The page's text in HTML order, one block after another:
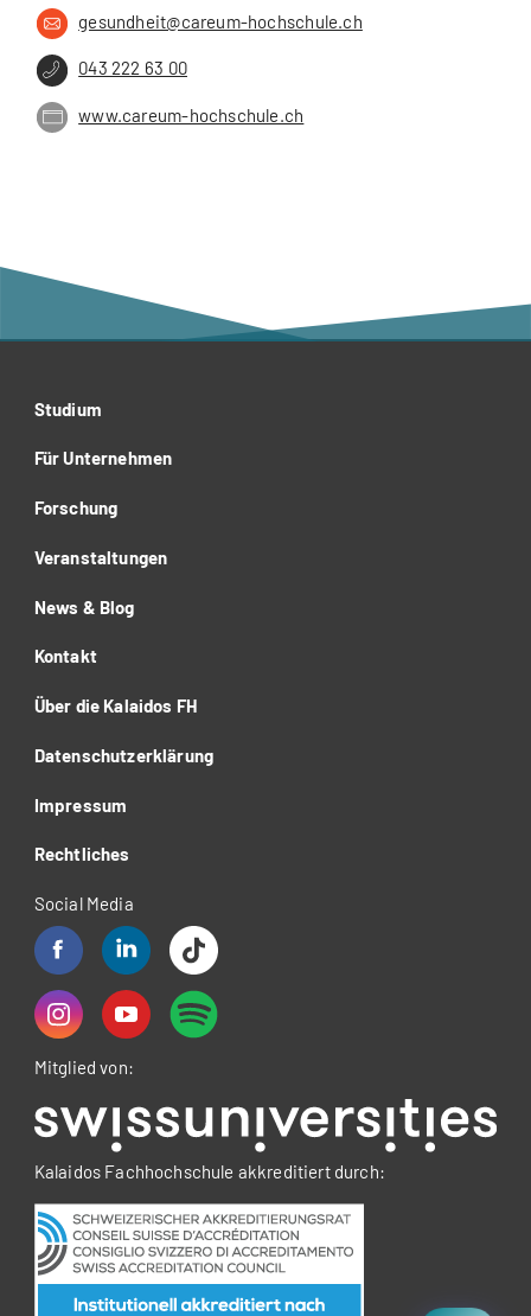
gesundheit@careum-hochschule.ch
043 222 63 00
www.careum-hochschule.ch
Studium
Für Unternehmen
Forschung
Veranstaltungen
News & Blog
Kontakt
Über die Kalaidos FH
Datenschutzerklärung
Impressum
Rechtliches
Social Media
Mitglied von:
Kalaidos Fachhochschule akkreditiert durch: